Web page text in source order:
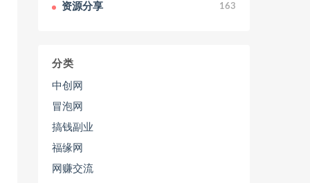
资源分享 163
分类
中创网
冒泡网
搞钱副业
福缘网
网赚交流